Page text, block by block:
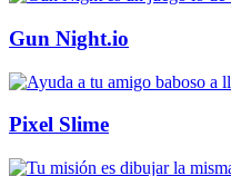
Gun Night.io
Pixel Slime